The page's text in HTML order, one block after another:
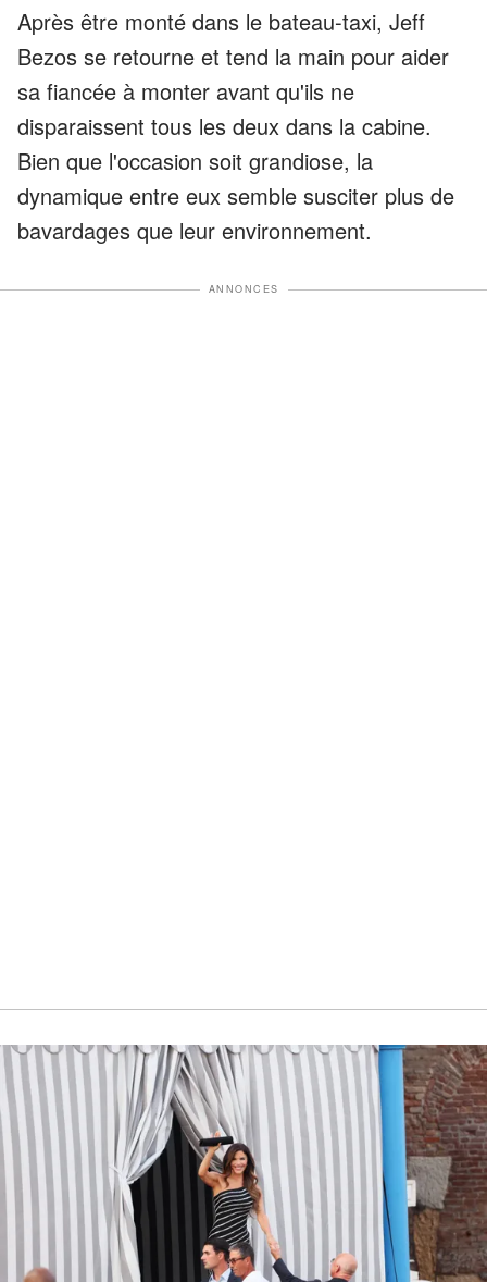
Après être monté dans le bateau-taxi, Jeff
Bezos se retourne et tend la main pour aider
sa fiancée à monter avant qu'ils ne
disparaissent tous les deux dans la cabine.
Bien que l'occasion soit grandiose, la
dynamique entre eux semble susciter plus de
bavardages que leur environnement.
ANNONCES